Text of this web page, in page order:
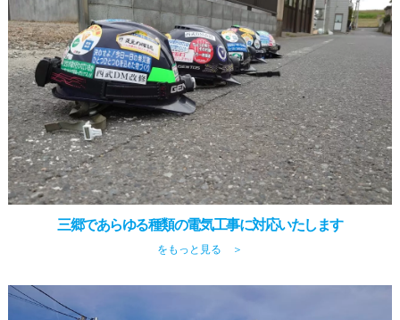
三郷であらゆる種類の電気工事に対応いたします
をもっと見る ＞